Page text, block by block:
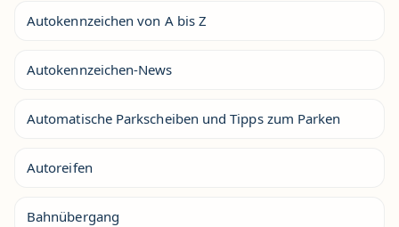
Autokennzeichen von A bis Z
Autokennzeichen-News
Automatische Parkscheiben und Tipps zum Parken
Autoreifen
Bahnübergang